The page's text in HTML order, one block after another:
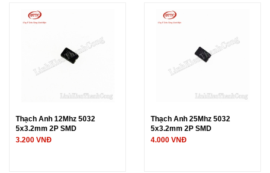
Thạch Anh 12Mhz 5032
5x3.2mm 2P SMD
3.200 VNĐ
Thạch Anh 25Mhz 5032
5x3.2mm 2P SMD
4.000 VNĐ